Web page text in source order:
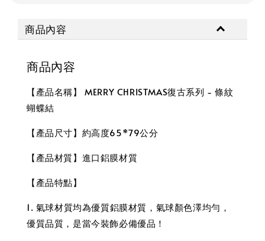
商品內容
商品內容
【產品名稱】 MERRY CHRISTMAS復古系列 - 條紋
蝴蝶結
【產品尺寸】約高度65*79公分
【產品材質】進口鋁膜材質
【產品特點】
1. 氣球材質均為優質鋁膜材質，氣球顏色澤均勻，
優質品質，是當今裝飾必備優品！